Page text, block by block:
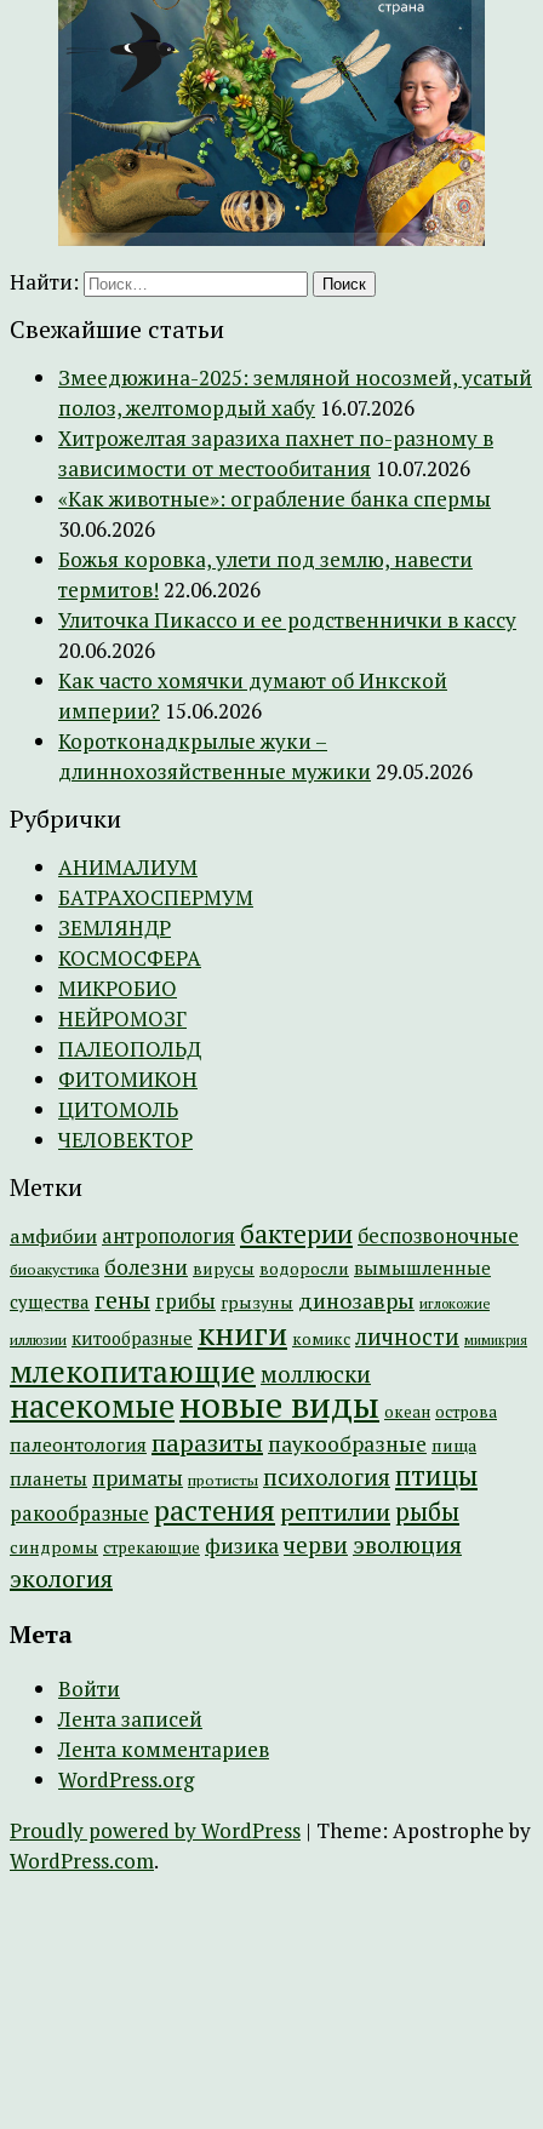
Найти:
Свежайшие статьи
Змеедюжина-2025: земляной носозмей, усатый
полоз, желтомордый хабу 16.07.2026
Хитрожелтая заразиха пахнет по-разному в
зависимости от местообитания 10.07.2026
«Как животные»: ограбление банка спермы
30.06.2026
Божья коровка, улети под землю, навести
термитов! 22.06.2026
Улиточка Пикассо и ее родственнички в кассу
20.06.2026
Как часто хомячки думают об Инкской
империи? 15.06.2026
Коротконадкрылые жуки –
длиннохозяйственные мужики 29.05.2026
Рубрички
АНИМАЛИУМ
БАТРАХОСПЕРМУМ
ЗЕМЛЯНДР
КОСМОСФЕРА
МИКРОБИО
НЕЙРОМОЗГ
ПАЛЕОПОЛЬД
ФИТОМИКОН
ЦИТОМОЛЬ
ЧЕЛОВЕКТОР
Метки
амфибии антропология бактерии беспозвоночные
биоакустика болезни вирусы водоросли вымышленные
существа гены грибы грызуны динозавры иглокожие
иллюзии китообразные книги комикс личности мимикрия
млекопитающие моллюски
насекомыеновые виды океан острова
палеонтология паразиты паукообразные пища
планеты приматы протисты психология птицы
ракообразные растениярептилиирыбы
синдромы стрекающие физикачерви эволюция
экология
Мета
Войти
Лента записей
Лента комментариев
WordPress.org
Proudly powered by WordPress | Theme: Apostrophe by
WordPress.com.